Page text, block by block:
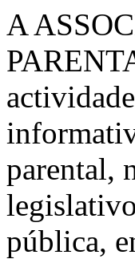
A
parental,
pública,